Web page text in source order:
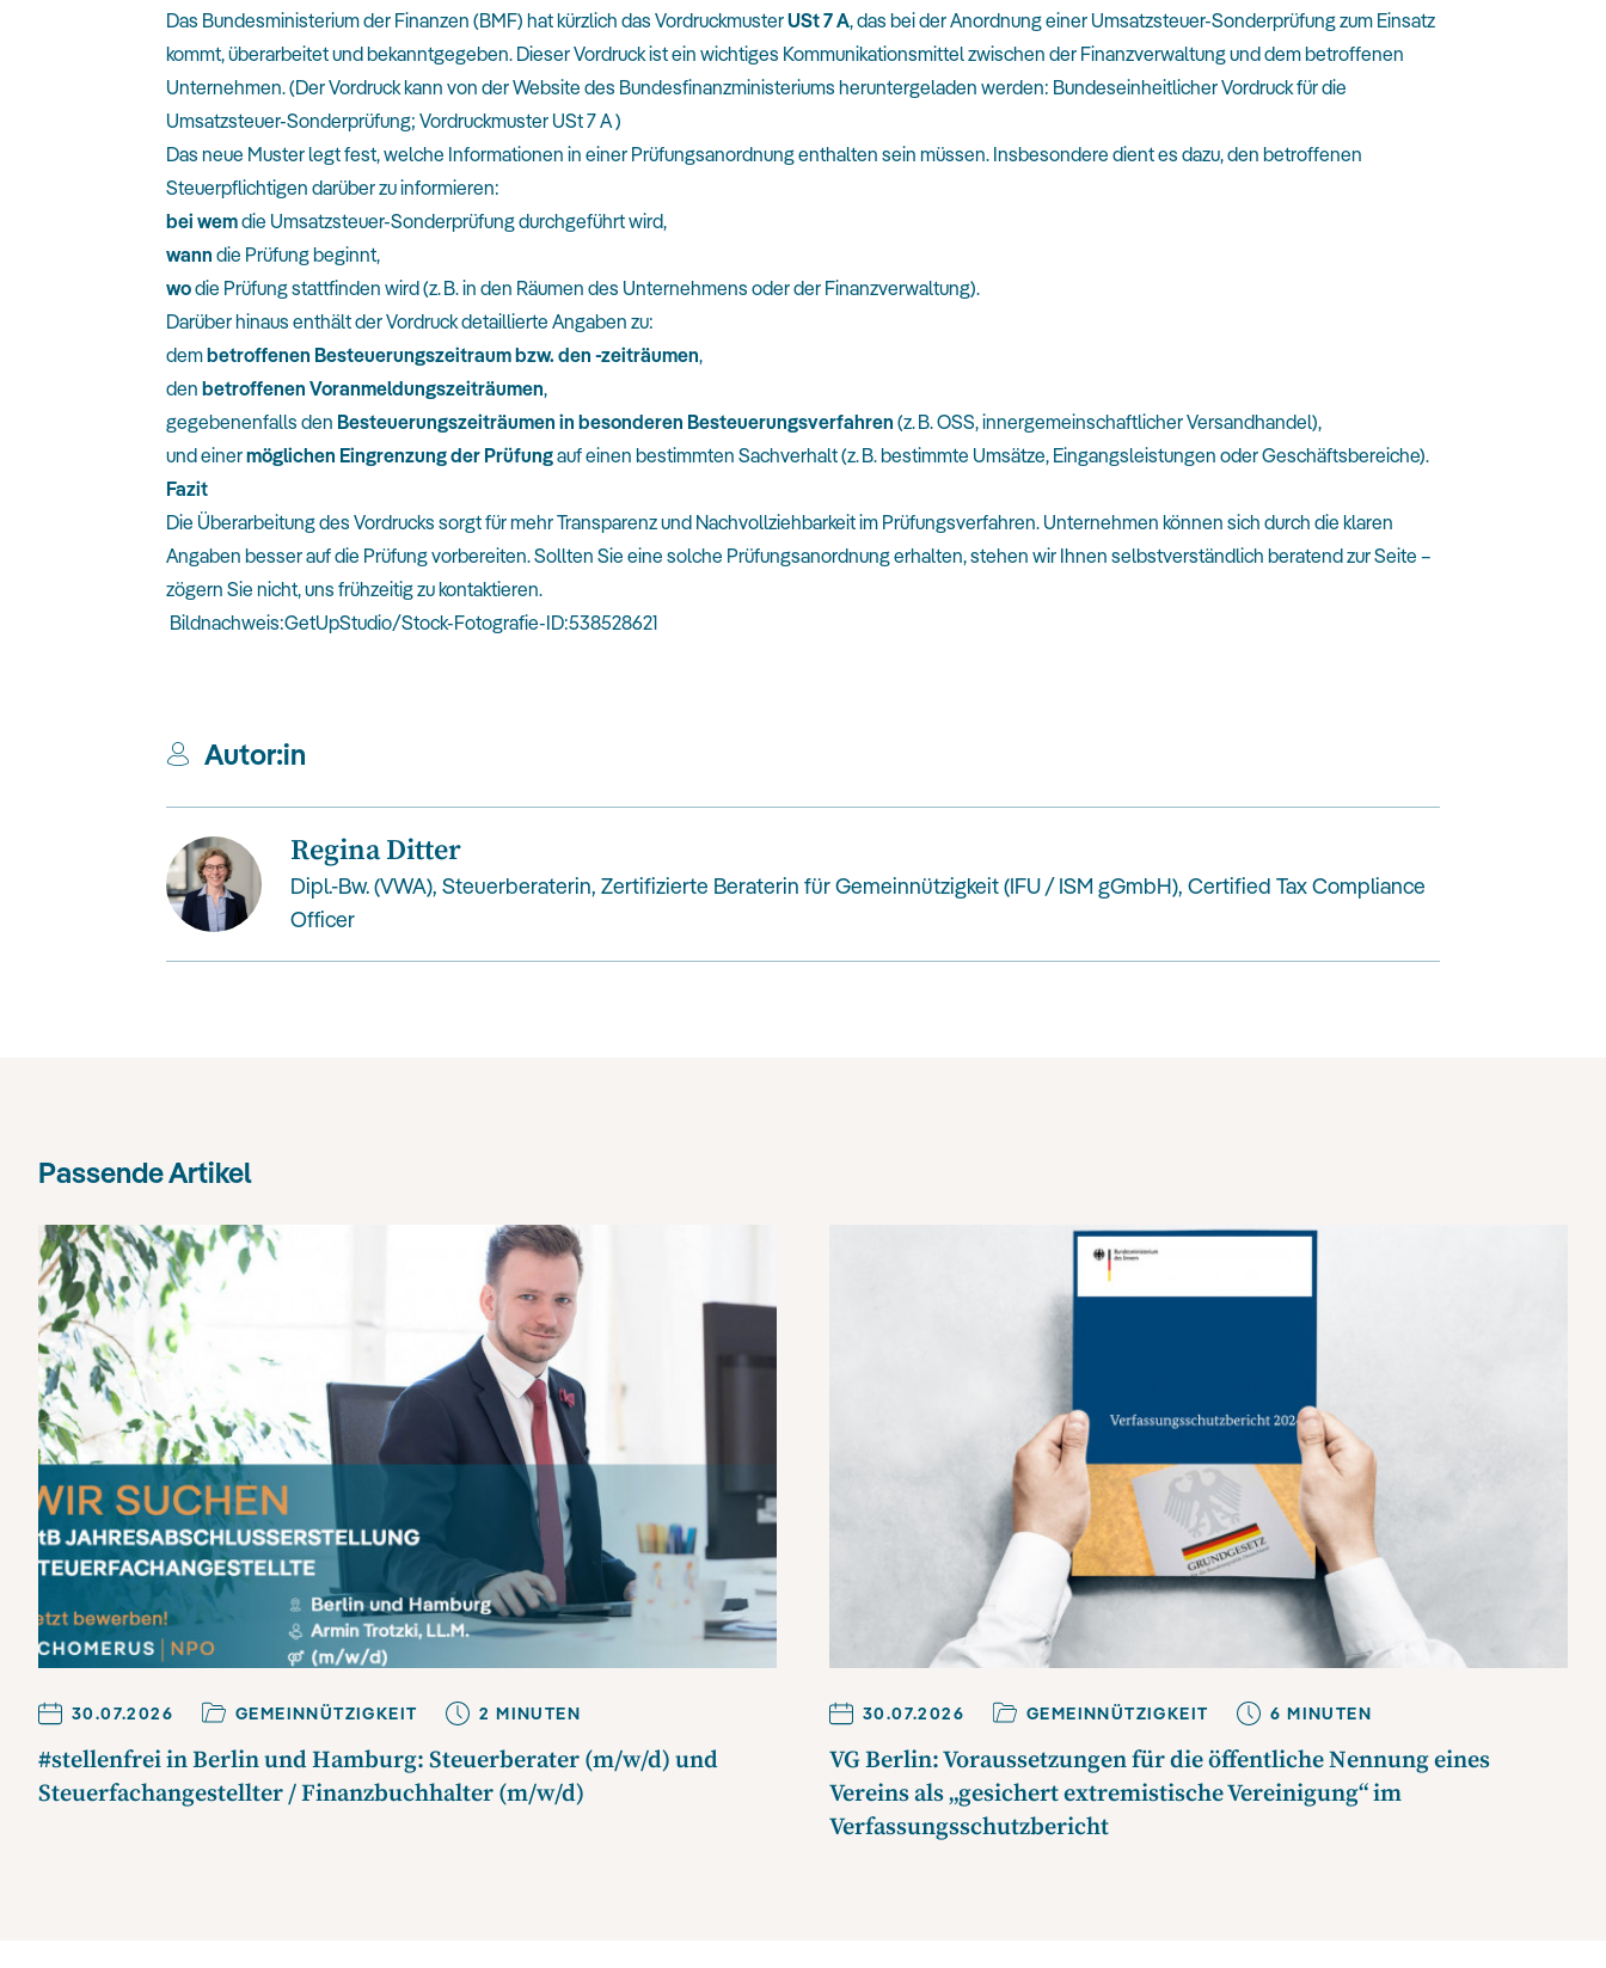
Das Bundesministerium der Finanzen (BMF) hat kürzlich das VordruckmusterUSt 7 A, das bei der Anordnung einer Umsatzsteuer-Sonderprüfung zum Einsatz
kommt, überarbeitet und bekanntgegeben. Dieser Vordruck ist ein wichtiges Kommunikationsmittel zwischen der Finanzverwaltung und dem betroffenen
Unternehmen. (Der Vordruck kann von der Website des Bundesfinanzministeriums heruntergeladen werden: Bundeseinheitlicher Vordruck für die
Umsatzsteuer-Sonderprüfung; Vordruckmuster USt 7 A)
Das neue Muster legt fest, welche Informationen in einer Prüfungsanordnung enthalten sein müssen. Insbesondere dient es dazu, den betroffenen
Steuerpflichtigen darüber zu informieren:
bei wemdie Umsatzsteuer-Sonderprüfung durchgeführt wird,
wann die Prüfung beginnt,
wodie Prüfung stattfinden wird (z. B. in den Räumen des Unternehmens oder der Finanzverwaltung).
Darüber hinaus enthält der Vordruck detaillierte Angaben zu:
dembetroffenen Besteuerungszeitraum bzw. den -zeiträumen,
den betroffenen Voranmeldungszeiträumen,
gegebenenfalls den Besteuerungszeiträumen in besonderen Besteuerungsverfahren (z. B. OSS, innergemeinschaftlicher Versandhandel),
und einermöglichen Eingrenzung der Prüfungauf einen bestimmten Sachverhalt (z. B. bestimmte Umsätze, Eingangsleistungen oder Geschäftsbereiche).
Fazit
Die Überarbeitung des Vordrucks sorgt für mehr Transparenz und Nachvollziehbarkeit im Prüfungsverfahren. Unternehmen können sich durch die klaren
Angaben besser auf die Prüfung vorbereiten. Sollten Sie eine solche Prüfungsanordnung erhalten, stehen wir Ihnen selbstverständlich beratend zur Seite –
zögern Sie nicht, uns frühzeitig zu kontaktieren.
Bildnachweis:GetUpStudio/Stock-Fotografie-ID:538528621
Autor:in
Regina Ditter
Dipl.-Bw. (VWA), Steuerberaterin, Zertifizierte Beraterin für Gemeinnützigkeit (IFU / ISM gGmbH), Certified Tax Compliance
Officer
Passende Artikel
30.07.2026 GEMEINNÜTZIGKEIT 2 MINUTEN
#stellenfrei in Berlin und Hamburg: Steuerberater (m/w/d) und
Steuerfachangestellter / Finanzbuchhalter (m/w/d)
30.07.2026 GEMEINNÜTZIGKEIT 6 MINUTEN
VG Berlin: Voraussetzungen für die öffentliche Nennung eines
Vereins als „gesichert extremistische Vereinigung“ im
Verfassungsschutzbericht